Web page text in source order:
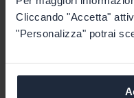
Cliccando "Accetta"
"Personalizza" potrai